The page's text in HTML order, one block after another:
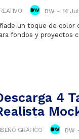
DW - 14
un toque de color
fondos y proyectos
4
GRÁFICO DW -